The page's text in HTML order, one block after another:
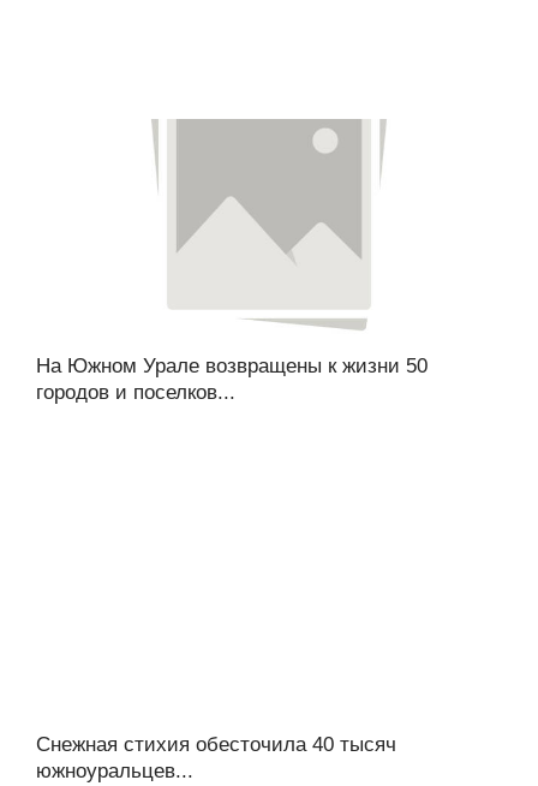
На Южном Урале возвращены к жизни 50
городов и поселков...
Снежная стихия обесточила 40 тысяч
южноуральцев...